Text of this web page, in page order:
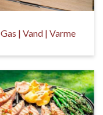
Gas | Vand | Varme